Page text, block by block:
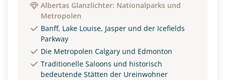
Albertas Glanzlichter: Nationalparks und
Metropolen
Banff, Lake Louise, Jasper und der Icefields
Parkway
Die Metropolen Calgary und Edmonton
Traditionelle Saloons und historisch
bedeutende Stätten der Ureinwohner
EZ Familienzimmer
Reisebeginn
Option 1 Option 2